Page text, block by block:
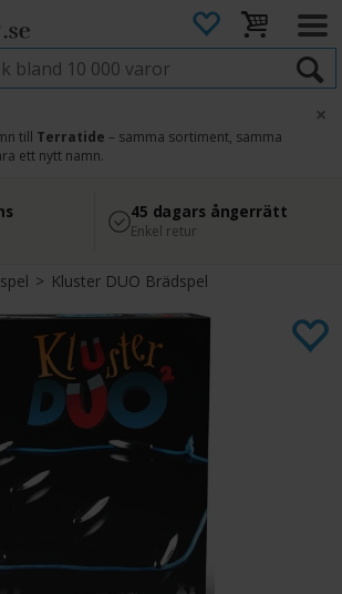
till Terratide – samma sortiment, samma
ett nytt namn.
×
Google
Säker betalning
med Svea
45 dagars ångerrätt
Enkel retur
> Kluster DUO Brädspel